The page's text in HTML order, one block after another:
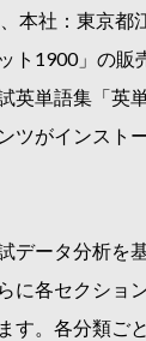
本社：東京都
ト1900」の
英単語集「英
ツがインスト
データ分析を
に各セクシ
す。各分類ご